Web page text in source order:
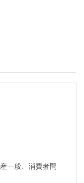
一般、消費者問